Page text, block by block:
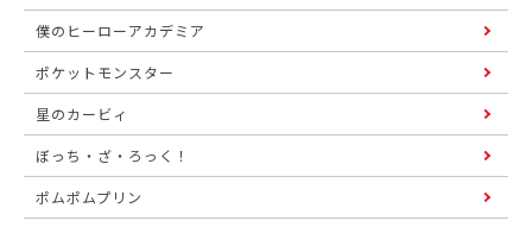
僕のヒーローアカデミア
ポケットモンスター
星のカービィ
ぼっち・ざ・ろっく！
ポムポムプリン